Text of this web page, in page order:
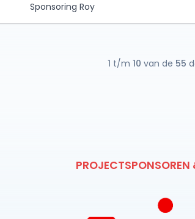
Sponsoring Roy
1 t/m 10 van de 55
PROJECTSPONSOREN